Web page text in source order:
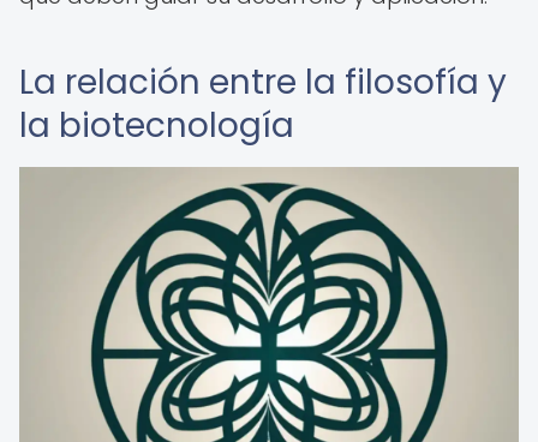
La relación entre la filosofía y
la biotecnología